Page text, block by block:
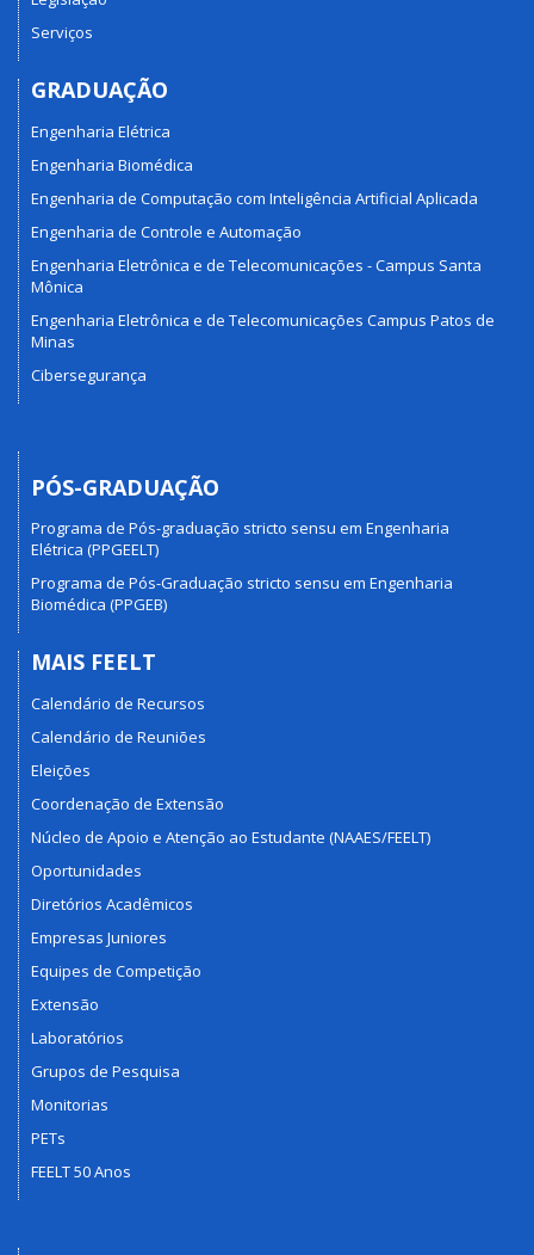
Serviços
GRADUAÇÃO
Engenharia Elétrica
Engenharia Biomédica
Engenharia de Computação com Inteligência Artificial Aplicada
Engenharia de Controle e Automação
Engenharia Eletrônica e de Telecomunicações - Campus Santa
Mônica
Engenharia Eletrônica e de Telecomunicações Campus Patos de
Minas
Cibersegurança
PÓS-GRADUAÇÃO
Programa de Pós-graduação stricto sensu em Engenharia
Elétrica (PPGEELT)
Programa de Pós-Graduação stricto sensu em Engenharia
Biomédica (PPGEB)
MAIS FEELT
Calendário de Recursos
Calendário de Reuniões
Eleições
Coordenação de Extensão
Núcleo de Apoio e Atenção ao Estudante (NAAES/FEELT)
Oportunidades
Diretórios Acadêmicos
Empresas Juniores
Equipes de Competição
Extensão
Laboratórios
Grupos de Pesquisa
Monitorias
PETs
FEELT 50 Anos